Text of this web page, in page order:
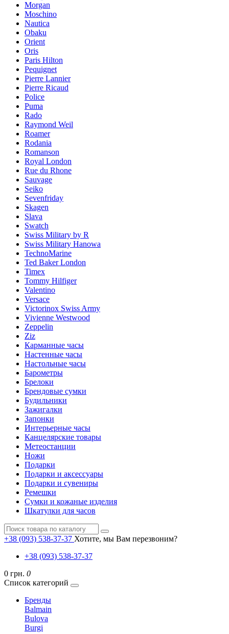
Morgan
Moschino
Nautica
Obaku
Orient
Oris
Paris Hilton
Pequignet
Pierre Lannier
Pierre Ricaud
Police
Puma
Rado
Raymond Weil
Roamer
Rodania
Romanson
Royal London
Rue du Rhone
Sauvage
Seiko
Sevenfriday
Skagen
Slava
Swatch
Swiss Military by R
Swiss Military Hanowa
TechnoMarine
Ted Baker London
Timex
Tommy Hilfiger
Valentino
Versace
Victorinox Swiss Army
Vivienne Westwood
Zeppelin
Ziz
Карманные часы
Настенные часы
Настольные часы
Барометры
Брелоки
Брендовые сумки
Будильники
Зажигалки
Запонки
Интерьерные часы
Канцелярские товары
Метеостанции
Ножи
Подарки
Подарки и аксессуары
Подарки и сувениры
Ремешки
Сумки и кожаные изделия
Шкатулки для часов
+38 (093) 538-37-37 Хотите, мы Вам перезвоним?
+38 (093) 538-37-37
0 грн. 0
Список категорий
Бренды
Balmain
Bulova
Burgi